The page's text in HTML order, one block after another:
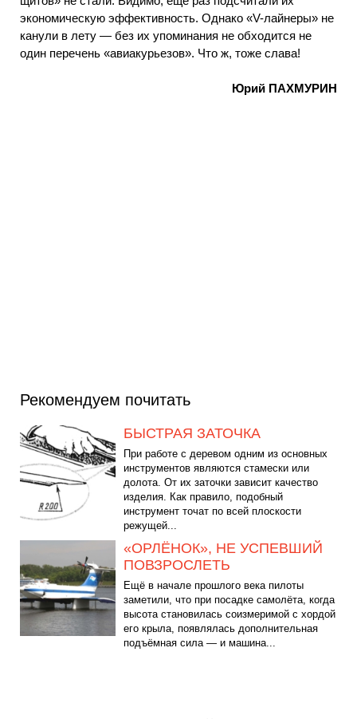
экономическую эффективность. Однако «V-лайнеры» не
канули в лету — без их упоминания не обходится не
один перечень «авиакурьезов». Что ж, тоже слава!
Юрий ПАХМУРИН
Рекомендуем почитать
БЫСТРАЯ ЗАТОЧКА
При работе с деревом одним из основных
инструментов являются стамески или
долота. От их заточки зависит качество
изделия. Как правило, подобный
инструмент точат по всей плоскости
режущей...
«ОРЛЁНОК», НЕ УСПЕВШИЙ
ПОВЗРОСЛЕТЬ
Ещё в начале прошлого века пилоты
заметили, что при посадке самолёта, когда
высота становилась соизмеримой с хордой
его крыла, появлялась дополнительная
подъёмная сила — и машина...